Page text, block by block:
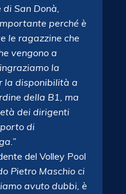
San Donà,
perché è
le ragazzine che
vengono a
la
la disponibilità a
della B1, ma
dei dirigenti
di
del Volley Pool
Pietro Maschio ci
avuto dubbi, è